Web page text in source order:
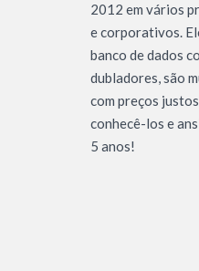
2012 em vários
e corporativos.
banco de dados
dubladores, são
com preços
conhecê-los e
5 anos!